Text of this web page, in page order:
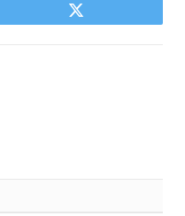
Twitter